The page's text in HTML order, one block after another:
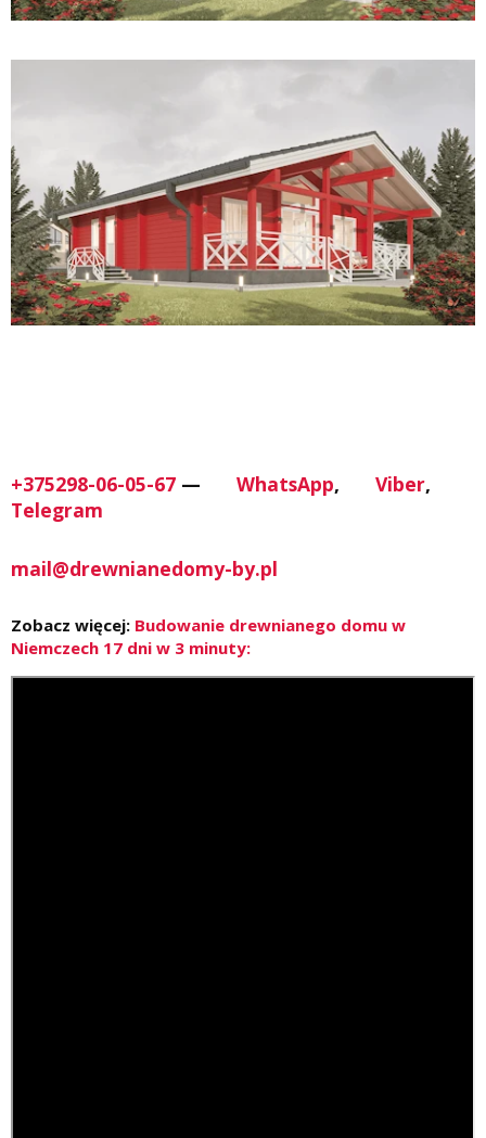
+375298-06-05-67 — WhatsApp, Viber,
Telegram
mail@drewnianedomy-by.pl
Zobacz więcej: Budowanie drewnianego domu w
Niemczech 17 dni w 3 minuty: